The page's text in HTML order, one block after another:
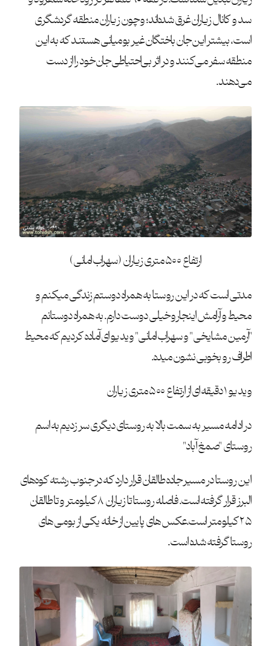
سد و کانال زیاران غرق شده‌اند؛ و چون زیاران منطقه گردشگری
است، بیشتر این جان باختگان غیر بومیانی هستند که به این
منطقه سفر می‌کنند و در اثر بی‌احتیاطی جان خود را از دست
می‌دهند.
ارتفاع ۵۰۰ متری زیاران (سهراب امانی)
مدتی است که در این روستا به همراه دوستم زندگی میکنم و
محیط و آرامش اینجارو خیلی دوست دارم. به همراه دوستانم
"آرمین مشایخی" و سهراب امانی" ویدیو ای آماده کردیم که محیط
اطراف رو بخوبی نشون میده.
ویدیو ۱ دقیقه ای از ارتفاع ۵۰۰ متری زیاران
در ادامه مسیر به سمت بالا به روستای دیگری سر زدیم به اسم
روستای "صمغ آباد"
این روستا در مسیر جاده طالقان قرار دارد که در جنوب رشته کوه‌های
البرز قرار گرفته است. فاصله روستا تا زیاران ۸ کیلومتر و تا طالقان
۲۵ کیلومتر است.عکس های پایین از خانه یکی از بومی های
روستا گرفته شده است.